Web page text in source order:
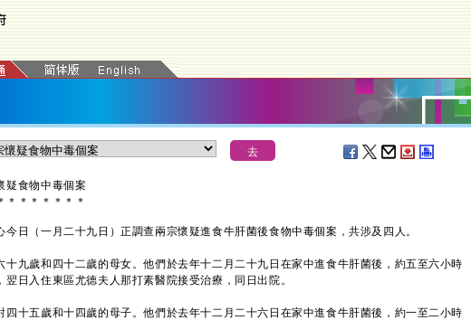
疑食物中毒個案
＊ ＊ ＊ ＊ ＊ ＊ ＊
（一月二十九日）正調查兩宗懷疑進食牛肝菌後食物中毒個案，共涉及四人。
歲和四十二歲的母女。他們於去年十二月二十九日在家中進食牛肝菌後，約五至六小時
翌日入住東區尤德夫人那打素醫院接受治療，同日出院。
五歲和十四歲的母子。他們於去年十二月二十六日在家中進食牛肝菌後，約一至二小時